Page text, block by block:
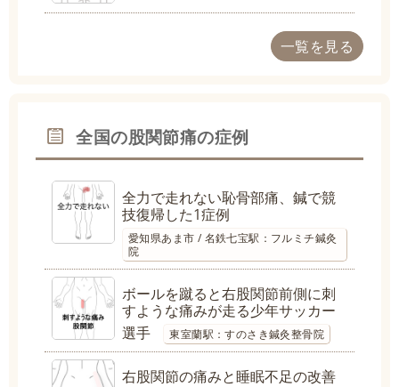
一覧を見る
全国の股関節痛の症例
全力で走れない恥骨部痛、鍼で競
技復帰した1症例
愛知県あま市 / 名鉄七宝駅：フルミチ鍼灸
院
ボールを蹴ると右股関節前側に刺
すような痛みが走る少年サッカー
選手
東室蘭駅：すのさき鍼灸整骨院
右股関節の痛みと睡眠不足の改善